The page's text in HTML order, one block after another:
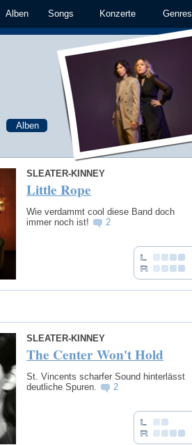
Alben Songs Konzerte Genres
Alben
SLEATER-KINNEY
Little Rope
Wie verdammt cool diese Band doch
immer noch ist!
2
SLEATER-KINNEY
The Center Won't Hold
St. Vincents scharfer Sound hinterlässt
deutliche Spuren.
2